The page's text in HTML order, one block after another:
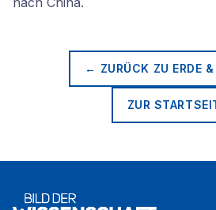
← ZURÜCK ZU ERDE
ZUR